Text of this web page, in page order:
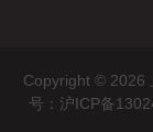
Copyright © 2026
号：沪ICP备